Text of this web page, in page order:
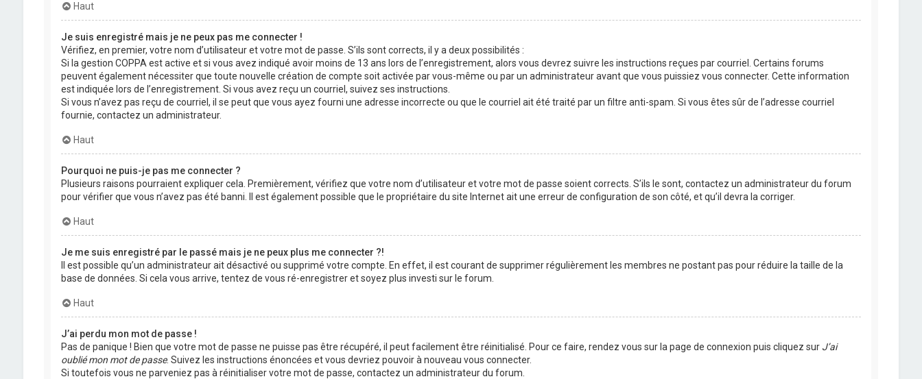
Haut
Je suis enregistré mais je ne peux pas me connecter !
Vérifiez, en premier, votre nom d’utilisateur et votre mot de passe. S’ils sont corrects, il y a deux possibilités :
Si la gestion COPPA est active et si vous avez indiqué avoir moins de 13 ans lors de l’enregistrement, alors vous devrez suivre les instructions reçues par courriel. Certains forums
peuvent également nécessiter que toute nouvelle création de compte soit activée par vous-même ou par un administrateur avant que vous puissiez vous connecter. Cette information
est indiquée lors de l’enregistrement. Si vous avez reçu un courriel, suivez ses instructions.
Si vous n’avez pas reçu de courriel, il se peut que vous ayez fourni une adresse incorrecte ou que le courriel ait été traité par un filtre anti-spam. Si vous êtes sûr de l’adresse courriel
fournie, contactez un administrateur.
Haut
Pourquoi ne puis-je pas me connecter ?
Plusieurs raisons pourraient expliquer cela. Premièrement, vérifiez que votre nom d’utilisateur et votre mot de passe soient corrects. S’ils le sont, contactez un administrateur du forum
pour vérifier que vous n’avez pas été banni. Il est également possible que le propriétaire du site Internet ait une erreur de configuration de son côté, et qu’il devra la corriger.
Haut
Je me suis enregistré par le passé mais je ne peux plus me connecter ?!
Il est possible qu’un administrateur ait désactivé ou supprimé votre compte. En effet, il est courant de supprimer régulièrement les membres ne postant pas pour réduire la taille de la
base de données. Si cela vous arrive, tentez de vous ré-enregistrer et soyez plus investi sur le forum.
Haut
J’ai perdu mon mot de passe !
Pas de panique ! Bien que votre mot de passe ne puisse pas être récupéré, il peut facilement être réinitialisé. Pour ce faire, rendez vous sur la page de connexion puis cliquez sur J’ai
oublié mon mot de passe. Suivez les instructions énoncées et vous devriez pouvoir à nouveau vous connecter.
Si toutefois vous ne parveniez pas à réinitialiser votre mot de passe, contactez un administrateur du forum.